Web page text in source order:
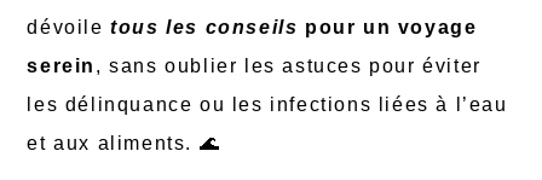
dévoiletous les conseils pour un voyage
serein , sans oublier les astuces pour éviter
les délinquance ou les infections liées à l’eau
et aux aliments. 🌊